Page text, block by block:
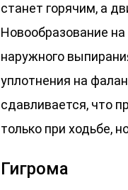
станет горячим, а
Новообразование
наружного
уплотнения на
сдавливается, что
только при ходьбе,
Гигрома